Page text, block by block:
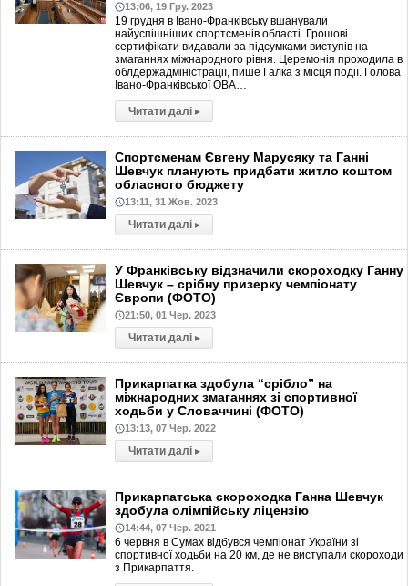
13:06, 19 Гру. 2023
19 грудня в Івано-Франківську вшанували
найуспішніших спортсменів області. Грошові
сертифікати видавали за підсумками виступів на
змаганнях міжнародного рівня. Церемонія проходила в
облдержадміністрації, пише Галка з місця події. Голова
Івано-Франківської ОВА…
Читати далі ▸
Спортсменам Євгену Марусяку та Ганні
Шевчук планують придбати житло коштом
обласного бюджету
13:11, 31 Жов. 2023
Читати далі ▸
У Франківську відзначили скороходку Ганну
Шевчук – срібну призерку чемпіонату
Європи (ФОТО)
21:50, 01 Чер. 2023
Читати далі ▸
Прикарпатка здобула “срібло” на
міжнародних змаганнях зі спортивної
ходьби у Словаччині (ФОТО)
13:13, 07 Чер. 2022
Читати далі ▸
Прикарпатська скороходка Ганна Шевчук
здобула олімпійську ліцензію
14:44, 07 Чер. 2021
6 червня в Сумах відбувся чемпіонат України зі
спортивної ходьби на 20 км, де не виступали скороходи
з Прикарпаття.